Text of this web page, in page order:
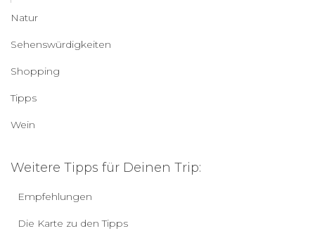
Natur
Sehenswürdigkeiten
Shopping
Tipps
Wein
Weitere Tipps für Deinen Trip:
Empfehlungen
Die Karte zu den Tipps